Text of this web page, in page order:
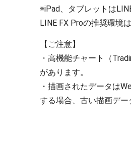
※iPad、タブレットは
LINE FX Proの推奨環境は
【ご注意】
・高機能チャート（
があります。
・描画されたデータは